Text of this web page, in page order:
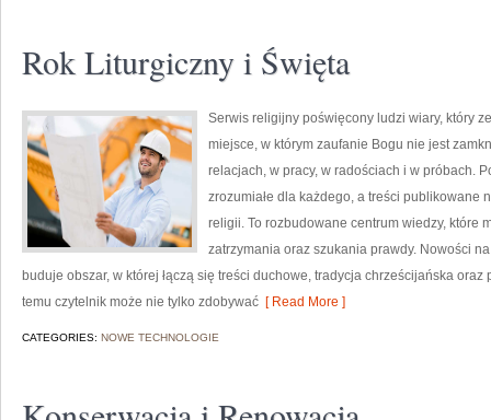
Rok Liturgiczny i Święta
Serwis religijny poświęcony ludzi wiary, który
miejsce, w którym zaufanie Bogu nie jest
relacjach, w pracy, w radościach i w próbach.
zrozumiałe dla każdego, a treści publikowane
religii. To rozbudowane centrum wiedzy, które
zatrzymania oraz szukania prawdy. Nowości
buduje obszar, w której łączą się treści duchowe, tradycja chrześcijańska
temu czytelnik może nie tylko zdobywać [ Read More ]
CATEGORIES: NOWE TECHNOLOGIE